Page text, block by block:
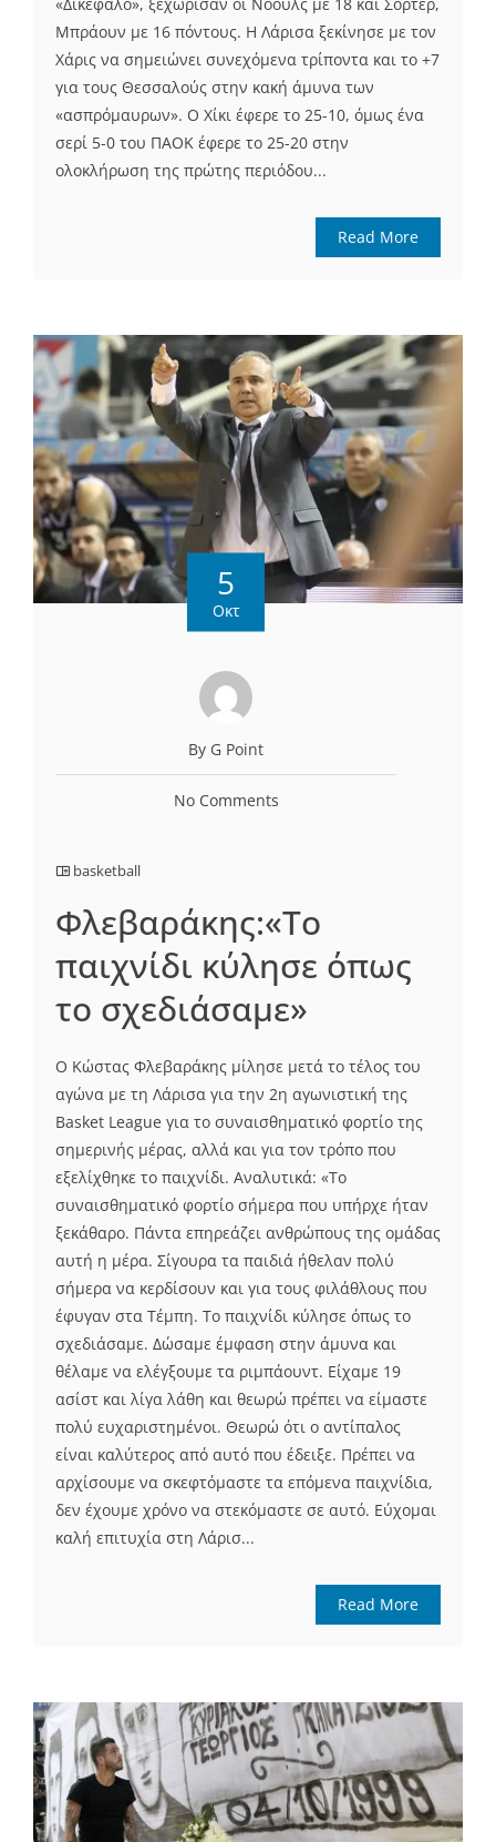
Μπράουν με 16 πόντους. Η Λάρισα ξεκίνησε με τον
Χάρις να σημειώνει συνεχόμενα τρίποντα και το +7
για τους Θεσσαλούς στην κακή άμυνα των
«ασπρόμαυρων». Ο Χίκι έφερε το 25-10, όμως ένα
σερί 5-0 του ΠΑΟΚ έφερε το 25-20 στην
ολοκλήρωση της πρώτης περιόδου...
Read More
5
Οκτ
By G Point
No Comments
basketball
Φλεβαράκης:«Το
παιχνίδι κύλησε όπως
το σχεδιάσαμε»
Ο Κώστας Φλεβαράκης μίλησε μετά το τέλος του
αγώνα με τη Λάρισα για την 2η αγωνιστική της
Basket League για το συναισθηματικό φορτίο της
σημερινής μέρας, αλλά και για τον τρόπο που
εξελίχθηκε το παιχνίδι. Αναλυτικά: «Το
συναισθηματικό φορτίο σήμερα που υπήρχε ήταν
ξεκάθαρο. Πάντα επηρεάζει ανθρώπους της ομάδας
αυτή η μέρα. Σίγουρα τα παιδιά ήθελαν πολύ
σήμερα να κερδίσουν και για τους φιλάθλους που
έφυγαν στα Τέμπη. Το παιχνίδι κύλησε όπως το
σχεδιάσαμε. Δώσαμε έμφαση στην άμυνα και
θέλαμε να ελέγξουμε τα ριμπάουντ. Είχαμε 19
ασίστ και λίγα λάθη και θεωρώ πρέπει να είμαστε
πολύ ευχαριστημένοι. Θεωρώ ότι ο αντίπαλος
είναι καλύτερος από αυτό που έδειξε. Πρέπει να
αρχίσουμε να σκεφτόμαστε τα επόμενα παιχνίδια,
δεν έχουμε χρόνο να στεκόμαστε σε αυτό. Εύχομαι
καλή επιτυχία στη Λάρισ...
Read More